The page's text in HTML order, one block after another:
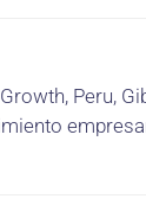
Peru,